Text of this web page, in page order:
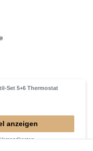
Set 5+6 Thermostat
anzeigen
Versandkosten